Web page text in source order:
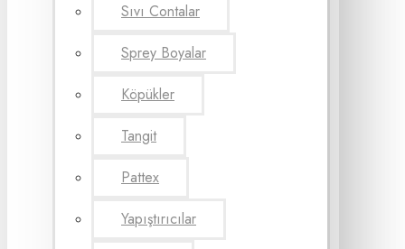
Sıvı Contalar
Sprey Boyalar
Köpükler
Tangit
Pattex
Yapıştırıcılar